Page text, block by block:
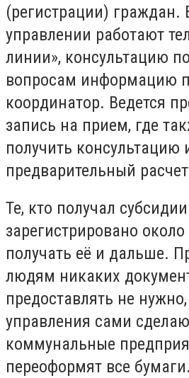
(регистрации)
управлении работают
линии», консультацию
вопросам информацию
координатор. Ведется
запись на прием, где
получить консультацию
предварительный
Те, кто получал
зарегистрировано около
получать её и дальше.
людям никаких
предоставлять не
управления сами
коммунальные
переоформят все бумаги.